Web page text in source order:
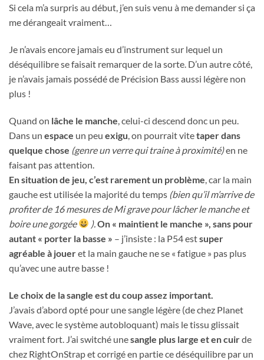
Si cela m’a surpris au début, j’en suis venu à me demander si ça
me dérangeait vraiment…
Je n’avais encore jamais eu d’instrument sur lequel un
déséquilibre se faisait remarquer de la sorte. D’un autre côté,
je n’avais jamais possédé de Précision Bass aussi légère non
plus !
Quand on lâche le manche, celui-ci descend donc un peu.
Dans un espace un peu exigu, on pourrait vitetaper dans
quelque chose (genre un verre qui traine à proximité)en ne
faisant pas attention.
En situation de jeu, c’est rarement un problème, car la main
gauche est utilisée la majorité du temps (bien qu’il m’arrive de
profiter de 16 mesures de Mi grave pour lâcher le manche et
boire une gorgée
).On « maintient le manche », sans pour
autant « porter la basse » – j’insiste : la P54 estsuper
agréable à joueret la main gauche ne se « fatigue » pas plus
qu’avec une autre basse !
Le choix de la sangle est du coup assez important.
J’avais d’abord opté pour une sangle légère (de chez Planet
Wave, avec le système autobloquant) mais le tissu glissait
vraiment fort. J’ai switché unesangle plus large et en cuirde
chez RightOnStrap et corrigé en partie ce déséquilibre par un